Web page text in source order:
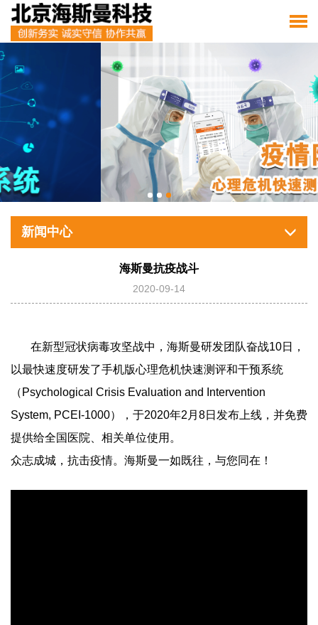
新闻中心
海斯曼抗疫战斗
2020-09-14
在新型冠状病毒攻坚战中，海斯曼研发团队奋战10日，
以最快速度研发了手机版心理危机快速测评和干预系统
（Psychological Crisis Evaluation and Intervention
System, PCEI-1000），于2020年2月8日发布上线，并免费
提供给全国医院、相关单位使用。
众志成城，抗击疫情。海斯曼一如既往，与您同在！